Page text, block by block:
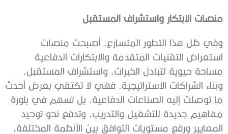
منصات الابتكار واستشراف المستقبل
وفي ظل هذا التطور المتسارع، أصبحت منصات
استعراض التقنيات المتقدمة والابتكارات الدفاعية
مساحة حيوية لتبادل الخبرات، واستشراف المستقبل،
وبناء الشراكات الاستراتيجية. فهي لا تكتفي بعرض أحدث
ما توصلت إليه الصناعات الدفاعية، بل تسهم في بلورة
مفاهيم جديدة للتشغيل والتدريب، وتدفع نحو توحيد
المعايير ورفع مستويات التوافق بين الأنظمة المختلفة،